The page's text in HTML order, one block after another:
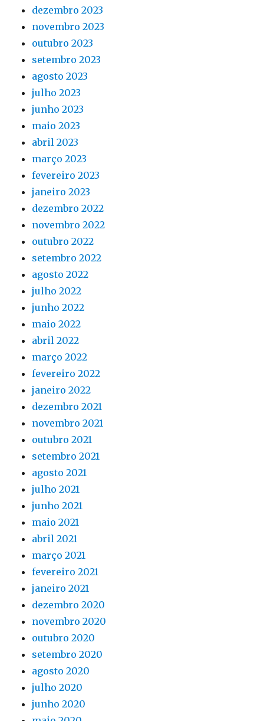
dezembro 2023
novembro 2023
outubro 2023
setembro 2023
agosto 2023
julho 2023
junho 2023
maio 2023
abril 2023
março 2023
fevereiro 2023
janeiro 2023
dezembro 2022
novembro 2022
outubro 2022
setembro 2022
agosto 2022
julho 2022
junho 2022
maio 2022
abril 2022
março 2022
fevereiro 2022
janeiro 2022
dezembro 2021
novembro 2021
outubro 2021
setembro 2021
agosto 2021
julho 2021
junho 2021
maio 2021
abril 2021
março 2021
fevereiro 2021
janeiro 2021
dezembro 2020
novembro 2020
outubro 2020
setembro 2020
agosto 2020
julho 2020
junho 2020